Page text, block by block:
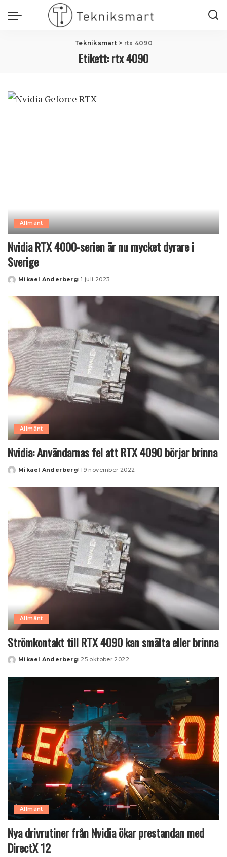
Tekniksmart > rtx 4090
Etikett:rtx 4090
Allmänt
Nvidia RTX 4000-serien är nu mycket dyrare i
Sverige
Posted
Mikael Anderberg 1 juli 2023
Allmänt
Nvidia: Användarnas fel att RTX 4090 börjar brinna
Posted
Mikael Anderberg 19 november 2022
Allmänt
Strömkontakt till RTX 4090 kan smälta eller brinna
Posted
Mikael Anderberg 25 oktober 2022
Allmänt
Nya drivrutiner från Nvidia ökar prestandan med
DirectX 12